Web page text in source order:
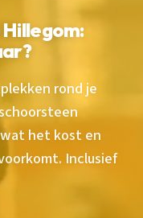
rond je
het kost en
Inclusief